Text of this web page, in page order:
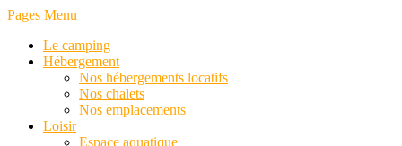
Pages Menu
Le camping
Hébergement
Nos hébergements locatifs
Nos chalets
Nos emplacements
Loisir
Espace aquatique